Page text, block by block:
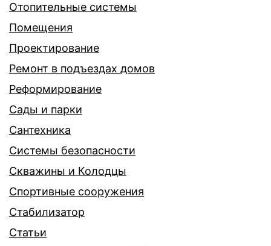
Отопительные системы
Помещения
Проектирование
Ремонт в подъездах домов
Реформирование
Сады и парки
Сантехника
Системы безопасности
Скважины и Колодцы
Спортивные сооружения
Стабилизатор
Статьи